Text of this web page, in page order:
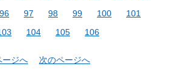
96 97 98 99 100
101
104 105 106
ージへ 次のページへ